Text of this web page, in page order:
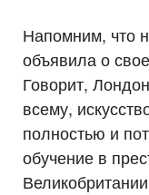
Напомним, что
объявила о
Говорит,
всему,
полностью и
обучение в